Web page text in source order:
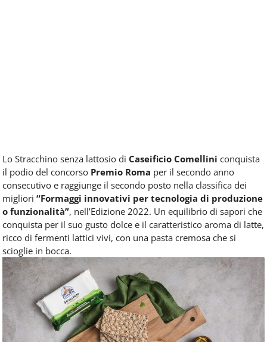
Lo Stracchino senza lattosio di Caseificio Comellini conquista
il podio del concorso Premio Roma per il secondo anno
consecutivo e raggiunge il secondo posto nella classifica dei
migliori “Formaggi innovativi per tecnologia di produzione
o funzionalità”, nell’Edizione 2022. Un equilibrio di sapori che
conquista per il suo gusto dolce e il caratteristico aroma di latte,
ricco di fermenti lattici vivi, con una pasta cremosa che si
scioglie in bocca.